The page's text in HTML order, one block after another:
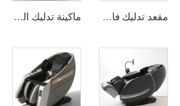
مقعد تدليك فاخر للظهر مع وظيفة التمديد التايلاندي الكامل للجسم كرسي استلقاء بصفر الجاذبية بمواصفات 4D مع وظيفة التدليك الشياتسو مزود بمساند للأقدام ماكينة تدليك القدم 2025 كهربائية مع تسخين وأشعة تحت الحمراء واهتزاز وهواء مضغوط وتدليك عميق ومساج شياتسو